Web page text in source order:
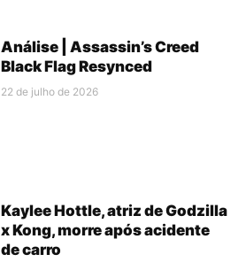
Análise | Assassin’s Creed
Black Flag Resynced
22 de julho de 2026
Kaylee Hottle, atriz de Godzilla
x Kong, morre após acidente
de carro